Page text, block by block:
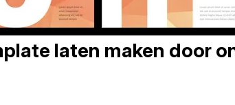
laten maken door